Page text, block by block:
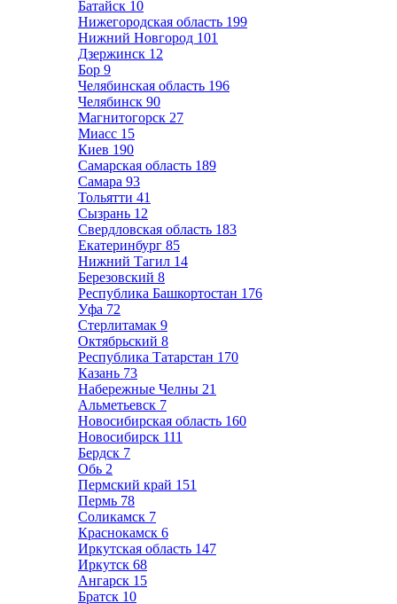
Батайск 10
Нижегородская область 199
Нижний Новгород 101
Дзержинск 12
Бор 9
Челябинская область 196
Челябинск 90
Магнитогорск 27
Миасс 15
Киев 190
Самарская область 189
Самара 93
Тольятти 41
Сызрань 12
Свердловская область 183
Екатеринбург 85
Нижний Тагил 14
Березовский 8
Республика Башкортостан 176
Уфа 72
Стерлитамак 9
Октябрьский 8
Республика Татарстан 170
Казань 73
Набережные Челны 21
Альметьевск 7
Новосибирская область 160
Новосибирск 111
Бердск 7
Обь 2
Пермский край 151
Пермь 78
Соликамск 7
Краснокамск 6
Иркутская область 147
Иркутск 68
Ангарск 15
Братск 10